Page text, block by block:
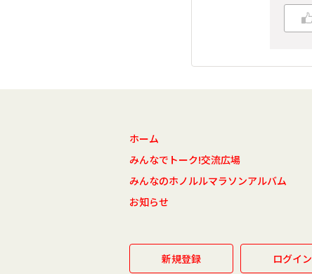
ホーム
みんなでトーク!交流広場
みんなのホノルルマラソンアルバム
お知らせ
新規登録 ログイン